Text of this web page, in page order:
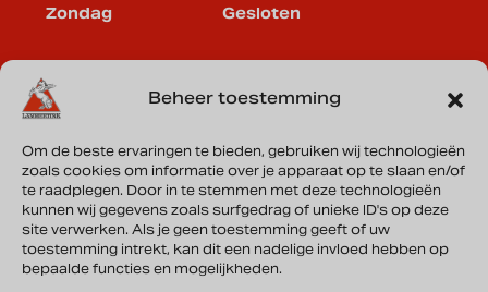
Beheer toestemming
Om de beste ervaringen te bieden, gebruiken wij technologieën
zoals cookies om informatie over je apparaat op te slaan en/of
te raadplegen. Door in te stemmen met deze technologieën
kunnen wij gegevens zoals surfgedrag of unieke ID's op deze
site verwerken. Als je geen toestemming geeft of uw
toestemming intrekt, kan dit een nadelige invloed hebben op
bepaalde functies en mogelijkheden.
Zondag
Gesloten
Lammertink Sportcars B.V.
Vonderweg 33a
Routebeschrijving
KVK: 08135644